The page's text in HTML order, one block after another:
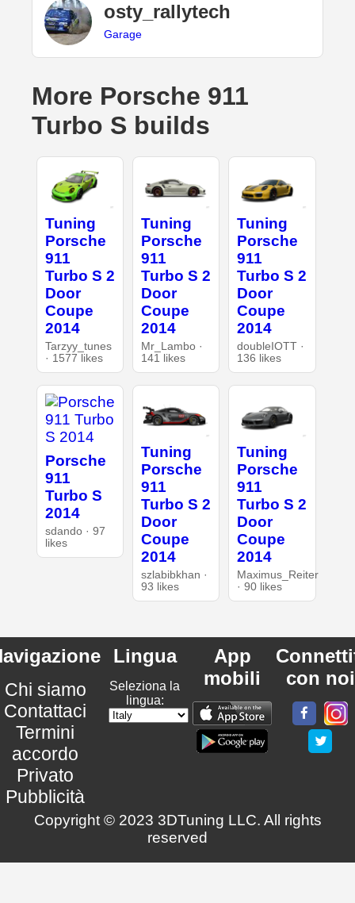
osty_rallytech
Garage
More Porsche 911
Turbo S builds
Tuning
Porsche
911
Turbo S 2
Door
Coupe
2014
Tarzyy_tunes
· 1577 likes
Tuning
Porsche
911
Turbo S 2
Door
Coupe
2014
Mr_Lambo ·
141 likes
Tuning
Porsche
911
Turbo S 2
Door
Coupe
2014
doubleIOTT ·
136 likes
Porsche
911
Turbo S
2014
sdando · 97
likes
Tuning
Porsche
911
Turbo S 2
Door
Coupe
2014
szlabibkhan ·
93 likes
Tuning
Porsche
911
Turbo S 2
Door
Coupe
2014
Maximus_Reiter
· 90 likes
Chi siamo
Contattaci
Termini
accordo
Privato
Pubblicità
Lingua
Seleziona la
lingua:
App
mobili
con noi
Copyright © 2023 3DTuning LLC. All rights
reserved